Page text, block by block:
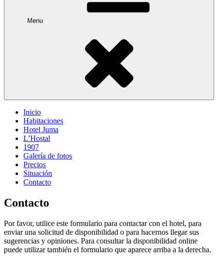
Menu
Inicio
Habitaciones
Hotel Juma
L’Hostal
1907
Galería de fotos
Precios
Situación
Contacto
Contacto
Por favor, utilice este formulario para contactar con el hotel, para
enviar una solicitud de disponibilidad o para hacernos llegar sus
sugerencias y opiniones. Para consultar la disponibilidad online
puede utilizar también el formulario que aparece arriba a la derecha.